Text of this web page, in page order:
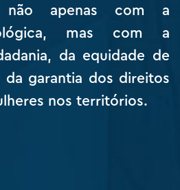
não apenas com a
mas com a
da equidade de
garantia dos direitos
nos territórios.